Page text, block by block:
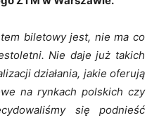
biletowy jest, nie ma co
Nie daje już takich
działania, jakie oferują
na rynkach polskich czy
się podnieść